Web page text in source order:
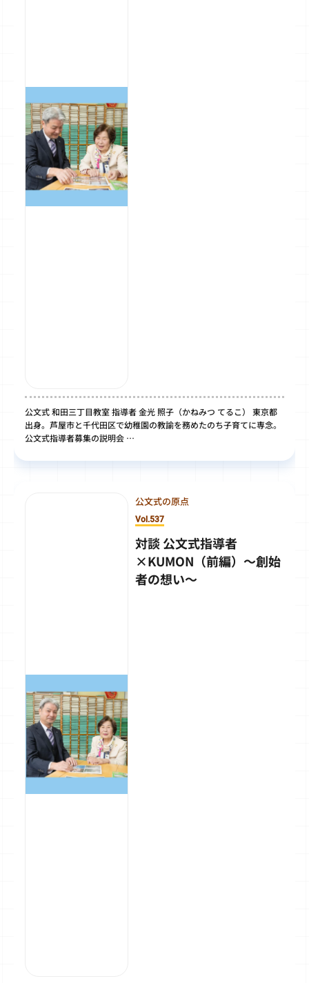
公文式 和田三丁目教室 指導者 金光 照子（かねみつ てるこ） 東京都
出身。芦屋市と千代田区で幼稚園の教諭を務めたのち子育てに専念。
公文式指導者募集の説明会 …
公文式の原点
Vol.537
対談 公文式指導者
×KUMON（前編）～創始
者の想い～